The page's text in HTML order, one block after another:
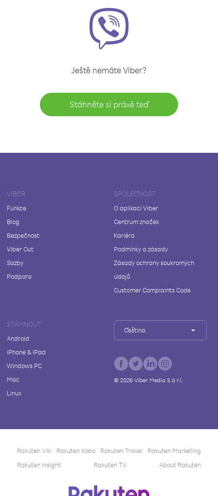
Ještě nemáte Viber?
Stáhněte si právě teď
VIBER
Funkce
Blog
Bezpečnost
Viber Out
Sazby
Podpora
SPOLEČNOST
O aplikaci Viber
Centrum značek
Kariéra
Podmínky a zásady
Zásady ochrany soukromých
údajů
Customer Complaints Code
STÁHNOUT
Android
iPhone & iPad
Windows PC
Mac
Linux
Čeština
© 2026Viber Media S.à r.l.
Rakuten Viki Rakuten Kobo Rakuten Travel
Rakuten Marketing
Rakuten Insight
Rakuten TV About Rakuten